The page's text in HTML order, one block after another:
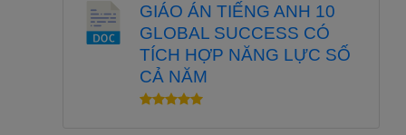
GIÁO ÁN TIẾNG ANH 10
GLOBAL SUCCESS CÓ
TÍCH HỢP NĂNG LỰC SỐ
CẢ NĂM